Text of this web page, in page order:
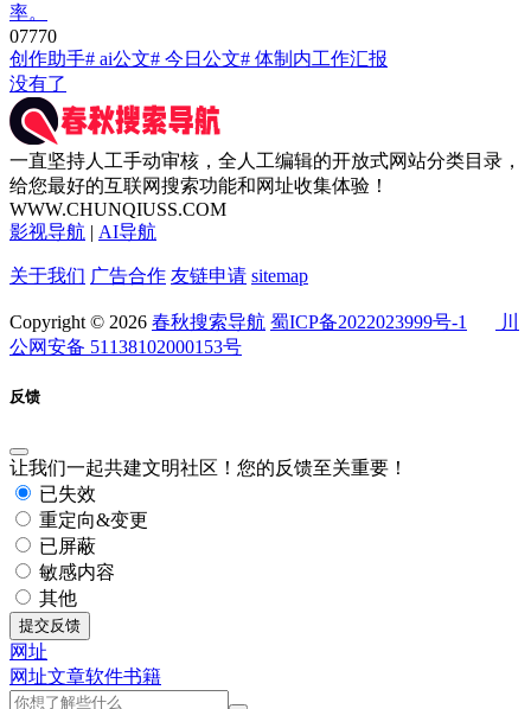
率。
07770
创作助手# ai公文# 今日公文# 体制内工作汇报
没有了
一直坚持人工手动审核，全人工编辑的开放式网站分类目录，
给您最好的互联网搜索功能和网址收集体验！
WWW.CHUNQIUSS.COM
影视导航 | AI导航
关于我们 广告合作 友链申请 sitemap
Copyright © 2026 春秋搜索导航 蜀ICP备2022023999号-1
川
公网安备 51138102000153号
反馈
让我们一起共建文明社区！您的反馈至关重要！
已失效
重定向&变更
已屏蔽
敏感内容
其他
提交反馈
网址
网址文章软件书籍